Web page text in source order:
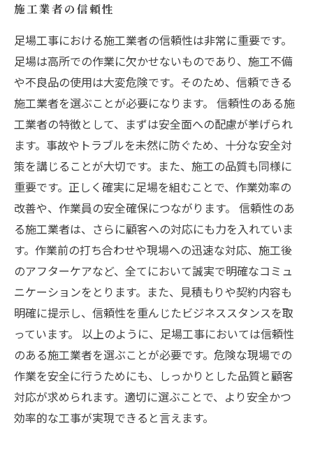
施工業者の信頼性
足場工事における施工業者の信頼性は非常に重要です。
足場は高所での作業に欠かせないものであり、施工不備
や不良品の使用は大変危険です。そのため、信頼できる
施工業者を選ぶことが必要になります。 信頼性のある施
工業者の特徴として、まずは安全面への配慮が挙げられ
ます。事故やトラブルを未然に防ぐため、十分な安全対
策を講じることが大切です。また、施工の品質も同様に
重要です。正しく確実に足場を組むことで、作業効率の
改善や、作業員の安全確保につながります。 信頼性のあ
る施工業者は、さらに顧客への対応にも力を入れていま
す。作業前の打ち合わせや現場への迅速な対応、施工後
のアフターケアなど、全てにおいて誠実で明確なコミュ
ニケーションをとります。また、見積もりや契約内容も
明確に提示し、信頼性を重んじたビジネススタンスを取
っています。 以上のように、足場工事においては信頼性
のある施工業者を選ぶことが必要です。危険な現場での
作業を安全に行うためにも、しっかりとした品質と顧客
対応が求められます。適切に選ぶことで、より安全かつ
効率的な工事が実現できると言えます。